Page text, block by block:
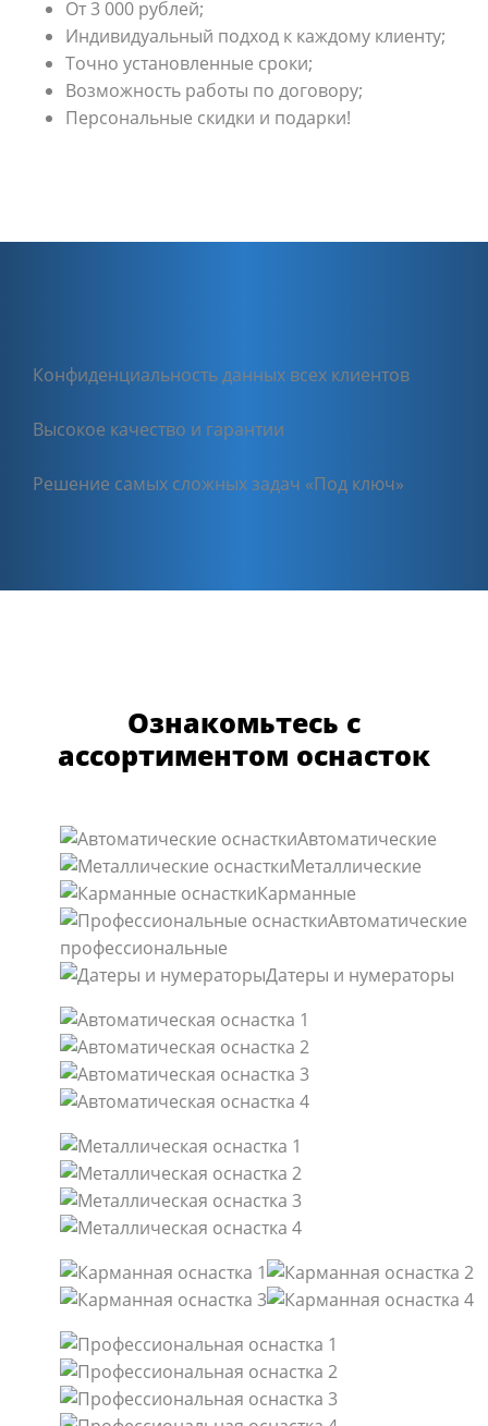
От 3 000 рублей;
Индивидуальный подход к каждому клиенту;
Точно установленные сроки;
Возможность работы по договору;
Персональные скидки и подарки!
Конфиденциальность данных всех клиентов
Высокое качество и гарантии
Решение самых сложных задач «Под ключ»
Ознакомьтесь с
ассортиментом оснасток
Автоматические
Металлические
Карманные
Автоматические
профессиональные
Датеры и нумераторы